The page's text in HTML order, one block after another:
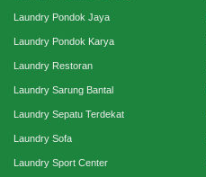
Laundry Pondok Jaya
Laundry Pondok Karya
Laundry Restoran
Laundry Sarung Bantal
Laundry Sepatu Terdekat
Laundry Sofa
Laundry Sport Center